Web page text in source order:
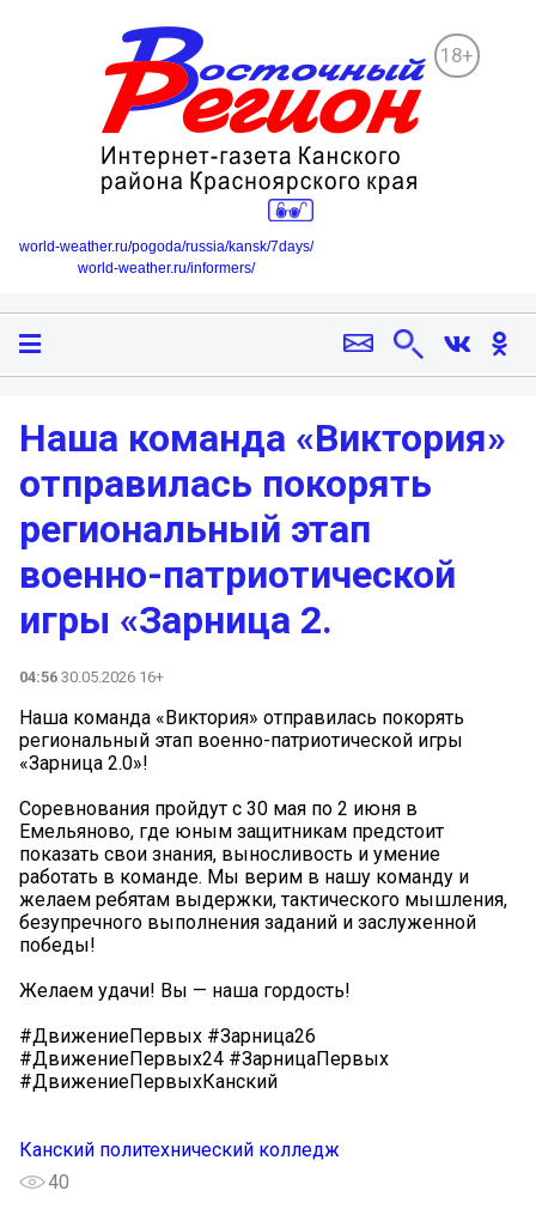
18+
world-weather.ru/pogoda/russia/kansk/7days/
world-weather.ru/informers/
Наша команда «Виктория»
отправилась покорять
региональный этап
военно-патриотической
игры «Зарница 2.
04:56 30.05.2026 16+
Наша команда «Виктория» отправилась покорять
региональный этап военно-патриотической игры
«Зарница 2.0»!
Соревнования пройдут с 30 мая по 2 июня в
Емельяново, где юным защитникам предстоит
показать свои знания, выносливость и умение
работать в команде. Мы верим в нашу команду и
желаем ребятам выдержки, тактического мышления,
безупречного выполнения заданий и заслуженной
победы!
Желаем удачи! Вы — наша гордость!
#ДвижениеПервых #Зарница26
#ДвижениеПервых24 #ЗарницаПервых
#ДвижениеПервыхКанский
Канский политехнический колледж
40